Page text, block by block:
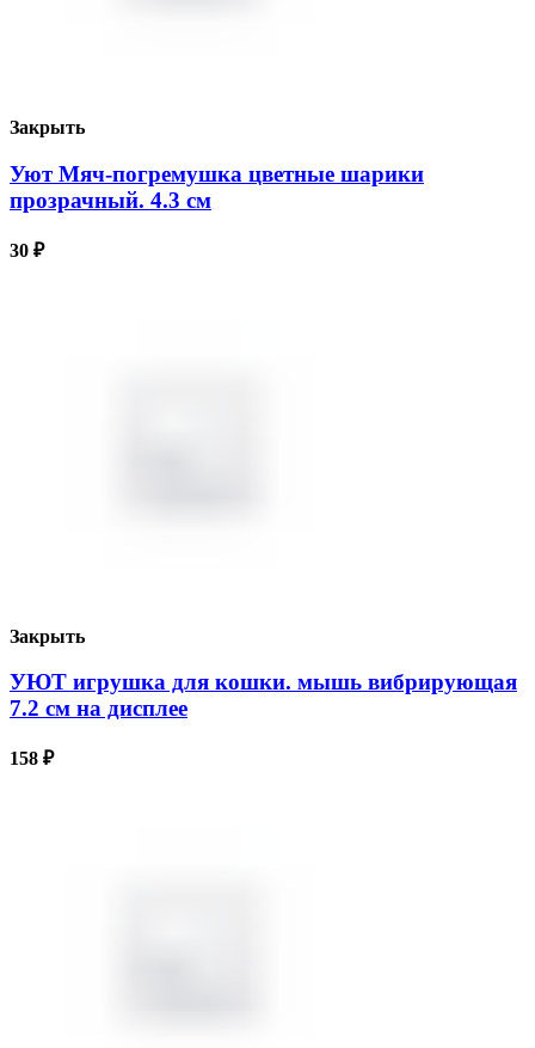
Закрыть
Уют Мяч-погремушка цветные шарики
прозрачный. 4.3 см
30 ₽
Закрыть
УЮТ игрушка для кошки. мышь вибрирующая
7.2 см на дисплее
158 ₽